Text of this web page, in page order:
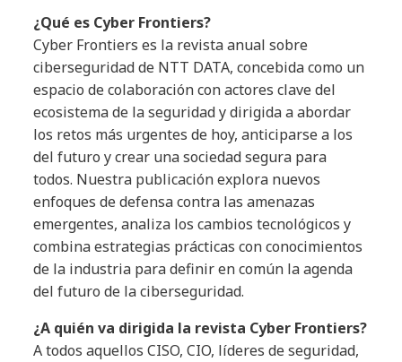
¿Qué es Cyber Frontiers?
Cyber Frontiers es la revista anual sobre
ciberseguridad de NTT DATA, concebida como un
espacio de colaboración con actores clave del
ecosistema de la seguridad y dirigida a abordar
los retos más urgentes de hoy, anticiparse a los
del futuro y crear una sociedad segura para
todos. Nuestra publicación explora nuevos
enfoques de defensa contra las amenazas
emergentes, analiza los cambios tecnológicos y
combina estrategias prácticas con conocimientos
de la industria para definir en común la agenda
del futuro de la ciberseguridad.
¿A quién va dirigida la revista Cyber Frontiers?
A todos aquellos CISO, CIO, líderes de seguridad,